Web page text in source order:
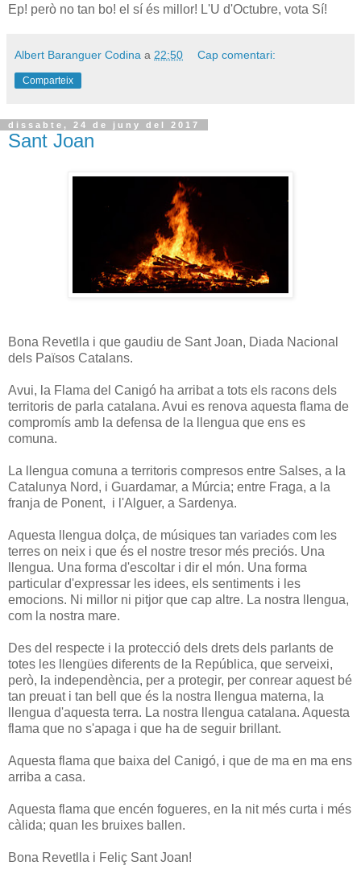
Ep! però no tan bo! el sí és millor! L'U d'Octubre, vota Sí!
Albert Baranguer Codina a 22:50 Cap comentari:
Comparteix
dissabte, 24 de juny del 2017
Sant Joan
Bona Revetlla i que gaudiu de Sant Joan, Diada Nacional
dels Països Catalans.
Avui, la Flama del Canigó ha arribat a tots els racons dels
territoris de parla catalana. Avui es renova aquesta flama de
compromís amb la defensa de la llengua que ens es
comuna.
La llengua comuna a territoris compresos entre Salses, a la
Catalunya Nord, i Guardamar, a Múrcia; entre Fraga, a la
franja de Ponent, i l'Alguer, a Sardenya.
Aquesta llengua dolça, de músiques tan variades com les
terres on neix i que és el nostre tresor més preciós. Una
llengua. Una forma d'escoltar i dir el món. Una forma
particular d'expressar les idees, els sentiments i les
emocions. Ni millor ni pitjor que cap altre. La nostra llengua,
com la nostra mare.
Des del respecte i la protecció dels drets dels parlants de
totes les llengües diferents de la República, que serveixi,
però, la independència, per a protegir, per conrear aquest bé
tan preuat i tan bell que és la nostra llengua materna, la
llengua d'aquesta terra. La nostra llengua catalana. Aquesta
flama que no s'apaga i que ha de seguir brillant.
Aquesta flama que baixa del Canigó, i que de ma en ma ens
arriba a casa.
Aquesta flama que encén fogueres, en la nit més curta i més
càlida; quan les bruixes ballen.
Bona Revetlla i Feliç Sant Joan!